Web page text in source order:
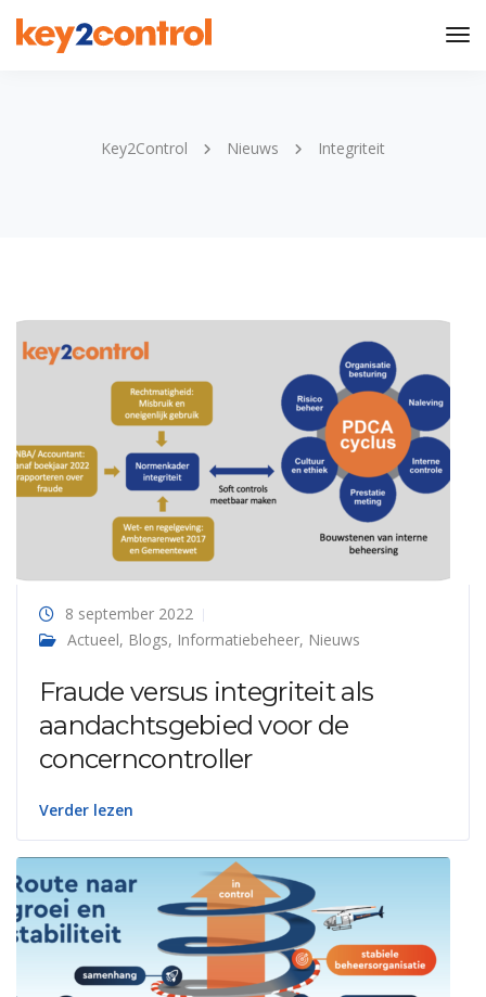
Key2Control Nieuws Integriteit
8 september 2022
Actueel, Blogs, Informatiebeheer, Nieuws
Fraude versus integriteit als
aandachtsgebied voor de
concerncontroller
Verder lezen